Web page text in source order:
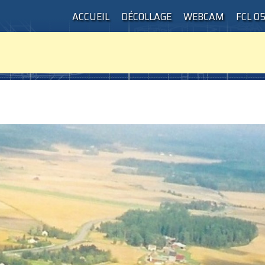
ACCUEIL DÉCOLLAGE WEBCAM FCL